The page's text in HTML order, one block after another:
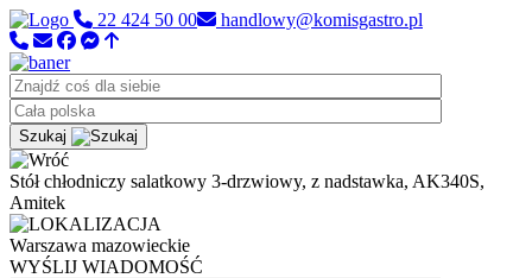
22 424 50 00 handlowy@komisgastro.pl
Szukaj
Stół chłodniczy salatkowy 3-drzwiowy, z nadstawka, AK340S,
Amitek
Warszawa mazowieckie
WYŚLIJ WIADOMOŚĆ